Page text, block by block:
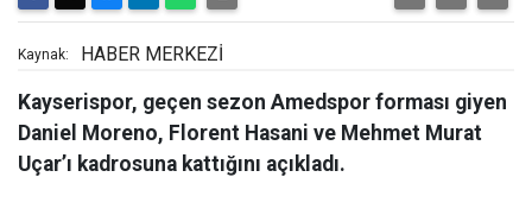
Kaynak: HABER MERKEZİ
Kayserispor, geçen sezon Amedspor forması giyen
Daniel Moreno, Florent Hasani ve Mehmet Murat
Uçar’ı kadrosuna kattığını açıkladı.